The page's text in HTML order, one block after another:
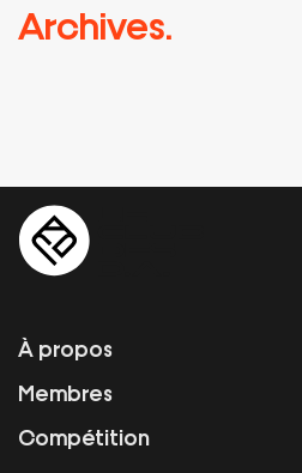
Archives.
À propos
Membres
Compétition